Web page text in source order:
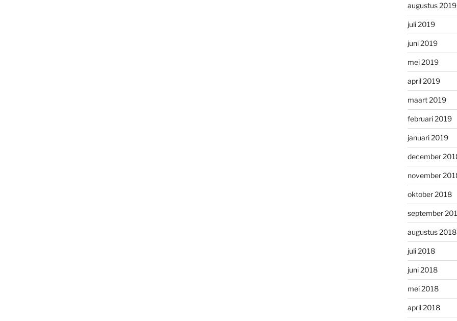
augustus 2019
juli 2019
juni 2019
mei 2019
april 2019
maart 2019
februari 2019
januari 2019
december
november
oktober 2018
september
augustus 2018
juli 2018
juni 2018
mei 2018
april 2018